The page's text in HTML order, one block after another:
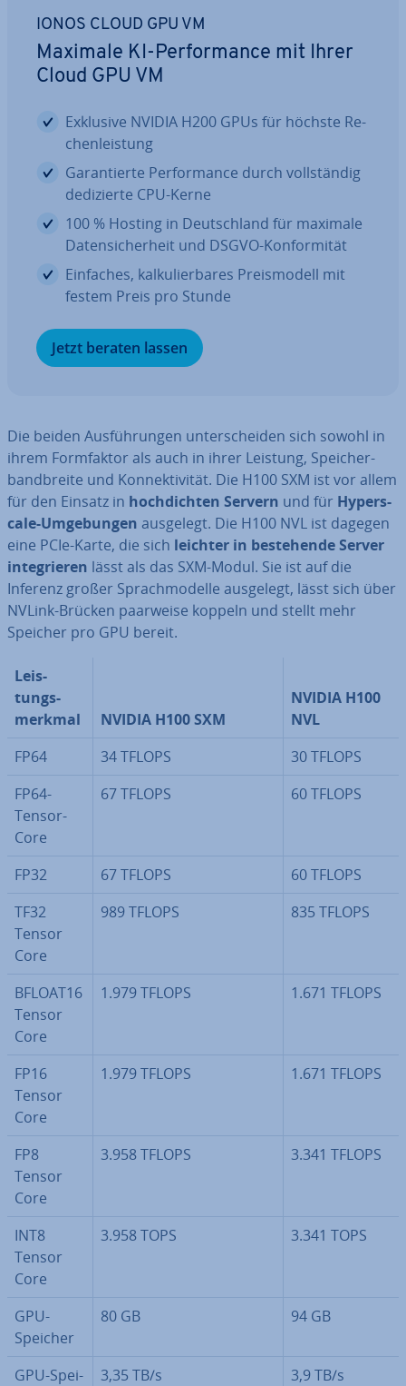
IONOS CLOUD GPU VM
Maximale KI-Per­for­mance mit Ihrer
Cloud GPU VM
Exklusive NVIDIA H200 GPUs für höchste Re­
chen­leis­tung
Ga­ran­tier­te Per­for­mance durch voll­stän­dig
de­di­zier­te CPU-Kerne
100 % Hosting in Deutsch­land für maximale
Da­ten­si­cher­heit und DSGVO-Kon­for­mi­tät
Einfaches, kal­ku­lier­ba­res Preis­mo­dell mit
festem Preis pro Stunde
Jetzt beraten lassen
Die beiden Aus­füh­run­gen un­ter­schei­den sich sowohl in
ihrem Form­fak­tor als auch in ihrer Leistung, Spei­cher­
band­brei­te und Kon­nek­ti­vi­tät. Die H100 SXM ist vor allem
für den Einsatz in hoch­dich­ten Servern und für Hy­pers­
ca­le-Um­ge­bun­gen ausgelegt. Die H100 NVL ist dagegen
eine PCIe-Karte, die sich leichter in be­stehen­de Server
in­te­grie­ren lässt als das SXM-Modul. Sie ist auf die
Inferenz großer Sprach­mo­del­le ausgelegt, lässt sich über
NVLink-Brücken paarweise koppeln und stellt mehr
Speicher pro GPU bereit.
Leis­
tungs­
merk­mal
NVIDIA H100 SXM
NVIDIA H100
NVL
FP64
34 TFLOPS
30 TFLOPS
FP64-
Tensor-
Core
67 TFLOPS 60 TFLOPS
FP32 67 TFLOPS
60 TFLOPS
TF32
Tensor
Core
989 TFLOPS 835 TFLOPS
BFLOAT16
Tensor
Core
1.979 TFLOPS 1.671 TFLOPS
FP16
Tensor
Core
1.979 TFLOPS 1.671 TFLOPS
FP8
Tensor
Core
3.958 TFLOPS 3.341 TFLOPS
INT8
Tensor
Core
3.958 TOPS 3.341 TOPS
GPU-
Speicher
80 GB 94 GB
GPU-Spei­
3,35 TB/s 3,9 TB/s